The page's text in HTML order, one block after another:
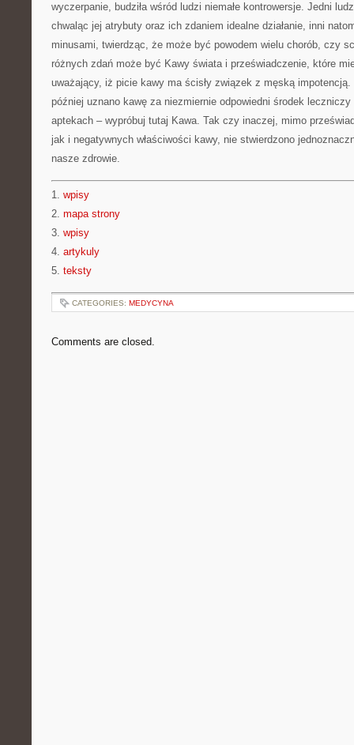
wyczerpanie, budziła wśród ludzi niemałe kontrowersje. Jedni
chwaląc jej atrybuty oraz ich zdaniem idealne działanie, inni
minusami, twierdząc, że może być powodem wielu chorób, czy
różnych zdań może być Kawy świata i przeświadczenie, które
uważający, iż picie kawy ma ścisły związek z męską
później uznano kawę za niezmiernie odpowiedni środek leczniczy
aptekach – wypróbuj tutaj Kawa. Tak czy inaczej, mimo
jak i negatywnych właściwości kawy, nie stwierdzono
nasze zdrowie.
1. wpisy
2. mapa strony
3. wpisy
4. artykuly
5. teksty
CATEGORIES: MEDYCYNA
Comments are closed.